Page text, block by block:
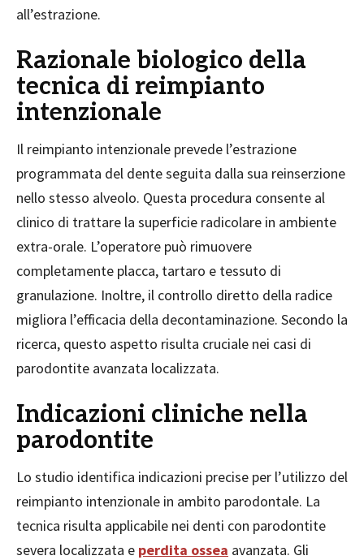
all’estrazione.
Razionale biologico della
tecnica di reimpianto
intenzionale
Il reimpianto intenzionale prevede l’estrazione
programmata del dente seguita dalla sua reinserzione
nello stesso alveolo. Questa procedura consente al
clinico di trattare la superficie radicolare in ambiente
extra-orale. L’operatore può rimuovere
completamente placca, tartaro e tessuto di
granulazione. Inoltre, il controllo diretto della radice
migliora l’efficacia della decontaminazione. Secondo la
ricerca, questo aspetto risulta cruciale nei casi di
parodontite avanzata localizzata.
Indicazioni cliniche nella
parodontite
Lo studio identifica indicazioni precise per l’utilizzo del
reimpianto intenzionale in ambito parodontale. La
tecnica risulta applicabile nei denti con parodontite
severa localizzata e perdita ossea avanzata. Gli